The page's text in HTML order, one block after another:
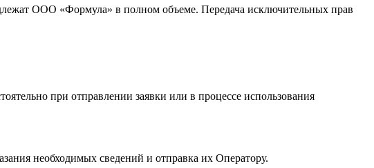
ООО «Формула» в полном объеме. Передача исключительных прав
при отправлении заявки или в процессе использования
необходимых сведений и отправка их Оператору.